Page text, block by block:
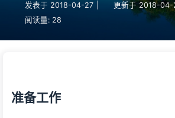
发表于 2018-04-27 更新于 2018-04-
阅读量: 28
准备工作